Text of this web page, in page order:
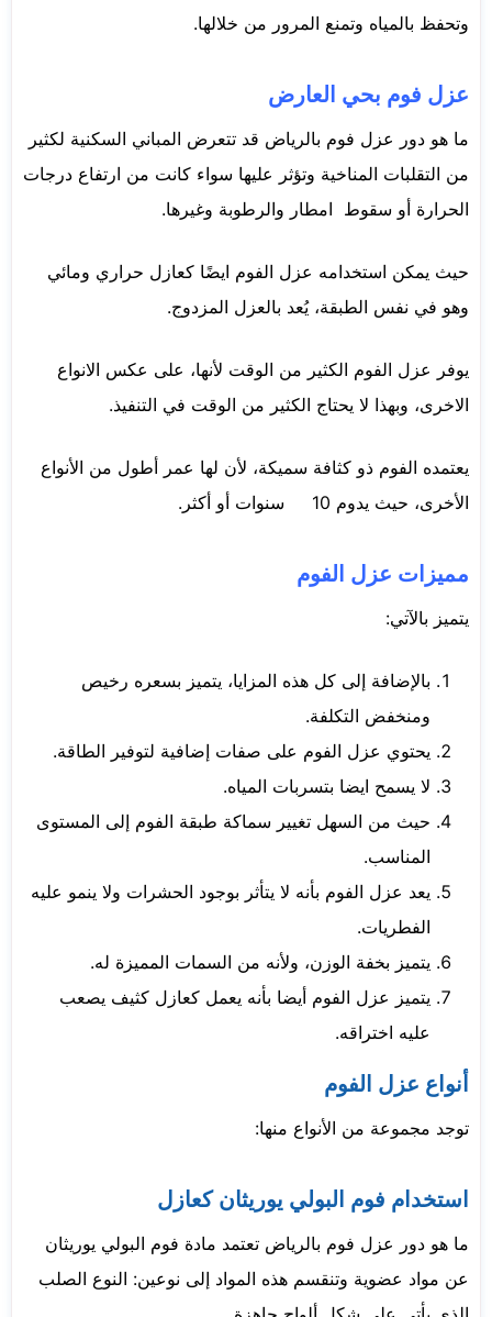
وتحفظ بالمياه وتمنع المرور من خلالها.
عزل فوم بحي العارض
ما هو دور عزل فوم بالرياض قد تتعرض المباني السكنية لكثير
من التقلبات المناخية وتؤثر عليها سواء كانت من ارتفاع درجات
الحرارة أو سقوط امطار والرطوبة وغيرها.
حيث يمكن استخدامه عزل الفوم ايضًا كعازل حراري ومائي
وهو في نفس الطبقة، يُعد بالعزل المزدوج.
يوفر عزل الفوم الكثير من الوقت لأنها، على عكس الانواع
الاخرى، وبهذا لا يحتاج الكثير من الوقت في التنفيذ.
يعتمده الفوم ذو كثافة سميكة، لأن لها عمر أطول من الأنواع
الأخرى، حيث يدوم 10 سنوات أو أكثر.
مميزات عزل الفوم
يتميز بالآتي:
بالإضافة إلى كل هذه المزايا، يتميز بسعره رخيص
ومنخفض التكلفة.
يحتوي عزل الفوم على صفات إضافية لتوفير الطاقة.
لا يسمح ايضا بتسربات المياه.
حيث من السهل تغيير سماكة طبقة الفوم إلى المستوى
المناسب.
يعد عزل الفوم بأنه لا يتأثر بوجود الحشرات ولا ينمو عليه
الفطريات.
يتميز بخفة الوزن، ولأنه من السمات المميزة له.
يتميز عزل الفوم أيضا بأنه يعمل كعازل كثيف يصعب
عليه اختراقه.
أنواع عزل الفوم
توجد مجموعة من الأنواع منها:
استخدام فوم البولي يوريثان كعازل
ما هو دور عزل فوم بالرياض تعتمد مادة فوم البولي يوريثان
عن مواد عضوية وتنقسم هذه المواد إلى نوعين: النوع الصلب